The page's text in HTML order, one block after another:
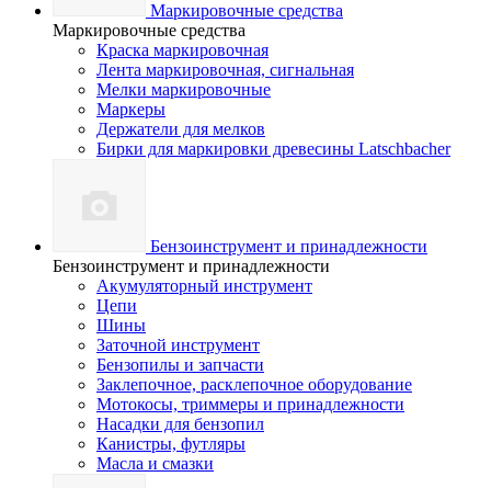
Маркировочные средства
Маркировочные средства
Краска маркировочная
Лента маркировочная, сигнальная
Мелки маркировочные
Маркеры
Держатели для мелков
Бирки для маркировки древесины Latschbacher
Бензоинструмент и принадлежности
Бензоинструмент и принадлежности
Акумуляторный инструмент
Цепи
Шины
Заточной инструмент
Бензопилы и запчасти
Заклепочное, расклепочное оборудование
Мотокосы, триммеры и принадлежности
Насадки для бензопил
Канистры, футляры
Масла и смазки